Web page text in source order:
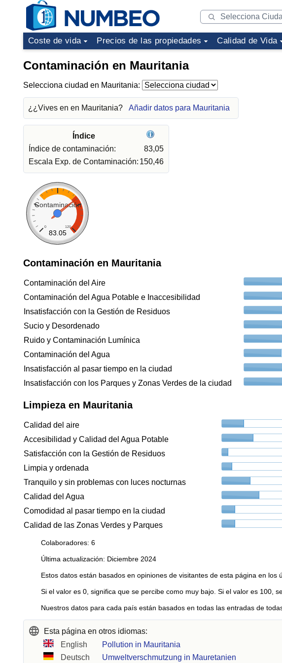
Coste de vida Precios de las propiedades Calidad de Vida
Contaminación en Mauritania
Selecciona ciudad en Mauritania:
¿¿Vives en en Mauritania? Añadir datos para Mauritania
Índice
Índice de contaminación:
83,05
Escala Exp. de Contaminación: 150,46
Contaminación
0 120
83.05
Contaminación en Mauritania
Contaminación del Aire
Contaminación del Agua Potable e Inaccesibilidad
Insatisfacción con la Gestión de Residuos
Sucio y Desordenado
Ruido y Contaminación Lumínica
Contaminación del Agua
Insatisfacción al pasar tiempo en la ciudad
Insatisfacción con los Parques y Zonas Verdes de la ciudad
Limpieza en Mauritania
Calidad del aire
Accesibilidad y Calidad del Agua Potable
Satisfacción con la Gestión de Residuos
Limpia y ordenada
Tranquilo y sin problemas con luces nocturnas
Calidad del Agua
Comodidad al pasar tiempo en la ciudad
Calidad de las Zonas Verdes y Parques
Colaboradores: 6
Última actualización: Diciembre 2024
Estos datos están basados en opiniones de visitantes de esta página en los
Si el valor es 0, significa que se percibe como muy bajo. Si el valor es 100,
Nuestros datos para cada país están basados en todas las entradas de
Esta página en otros idiomas:
English
Pollution in Mauritania
Deutsch
Umweltverschmutzung in Mauretanien